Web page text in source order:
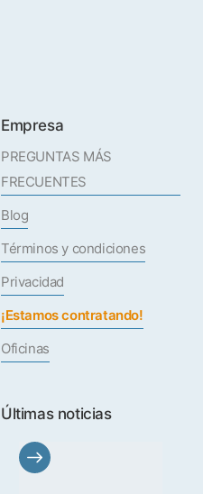
Empresa
PREGUNTAS MÁS
FRECUENTES
Blog
Términos y condiciones
Privacidad
¡Estamos contratando!
Oficinas
Últimas noticias